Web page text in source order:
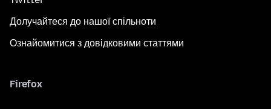
Долучайтеся до нашої спільноти
Ознайомитися з довідковими статтями
Firefox